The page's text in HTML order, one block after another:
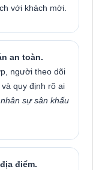
với khách mời.
an toàn.
người theo dõi
quy định rõ ai
sự sân khấu
điểm.